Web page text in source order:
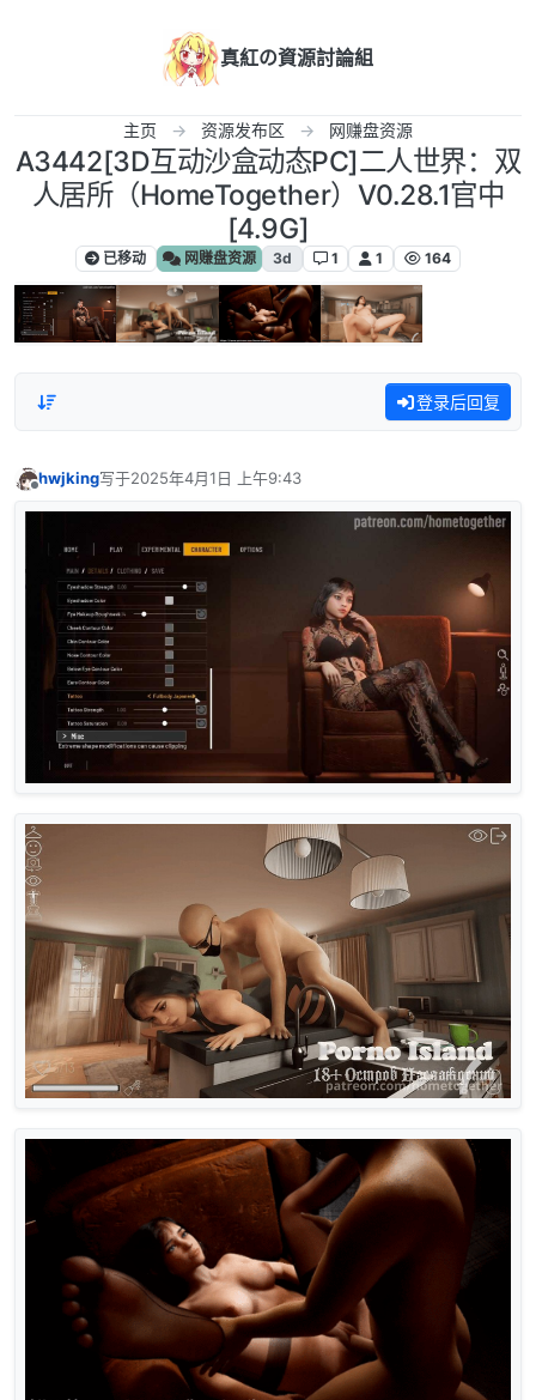
真紅の資源討論組
主页 资源发布区 网赚盘资源
A3442[3D互动沙盒动态PC]二人世界：双
人居所（HomeTogether）V0.28.1官中
[4.9G]
已移动 网赚盘资源 3d 1 1 164
登录后回复
hwjking写于2025年4月1日 上午9:43
最后由 编辑